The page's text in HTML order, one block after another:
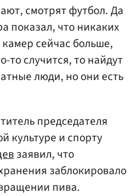
смотрят футбол. Да
показал, что никаких
сейчас больше,
то случится, то найдут
люди, но они есть
председателя
культуре и спорту
заявил, что
заблокировало
пива.